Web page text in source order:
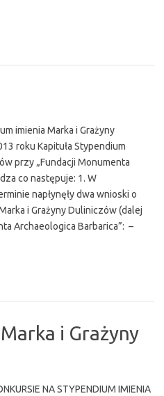
imienia Marka i Grażyny
roku Kapituła Stypendium
przy „Fundacji Monumenta
co następuje: 1. W
napłynęły dwa wnioski o
i Grażyny Duliniczów (dalej
Archaeologica Barbarica”: –
i Grażyny
NA STYPENDIUM IMIENIA